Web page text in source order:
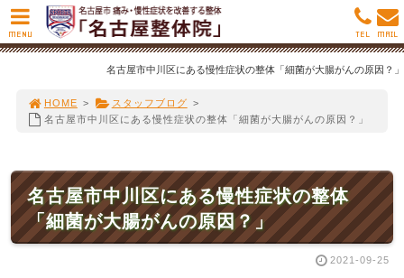
名古屋市中川区にある慢性症状の整体「細菌が大腸がんの原因？」
HOME > スタッフブログ >
名古屋市中川区にある慢性症状の整体「細菌が大腸がんの原因？」
名古屋市中川区にある慢性症状の整体
「細菌が大腸がんの原因？」
2021-09-25
MENU MAIL
TEL